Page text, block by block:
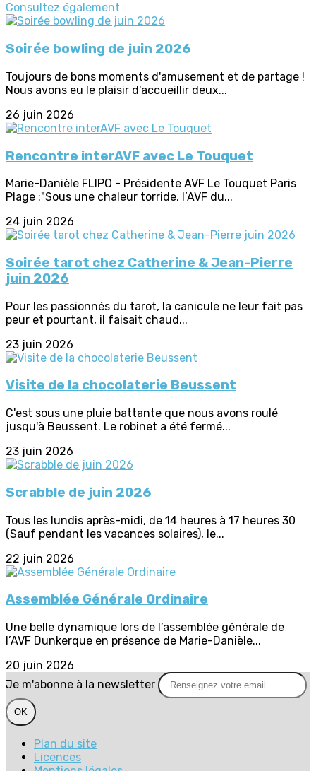
Consultez également
Soirée bowling de juin 2026
Toujours de bons moments d'amusement et de partage !
Nous avons eu le plaisir d'accueillir deux...
26 juin 2026
Rencontre interAVF avec Le Touquet
Marie-Danièle FLIPO - Présidente AVF Le Touquet Paris
Plage :"Sous une chaleur torride, l’AVF du...
24 juin 2026
Soirée tarot chez Catherine & Jean-Pierre
juin 2026
Pour les passionnés du tarot, la canicule ne leur fait pas
peur et pourtant, il faisait chaud...
23 juin 2026
Visite de la chocolaterie Beussent
C'est sous une pluie battante que nous avons roulé
jusqu'à Beussent. Le robinet a été fermé...
23 juin 2026
Scrabble de juin 2026
Tous les lundis après-midi, de 14 heures à 17 heures 30
(Sauf pendant les vacances solaires), le...
22 juin 2026
Assemblée Générale Ordinaire
Une belle dynamique lors de l’assemblée générale de
l’AVF Dunkerque en présence de Marie-Danièle...
20 juin 2026
Je m'abonne à la newsletter
OK
Plan du site
Licences